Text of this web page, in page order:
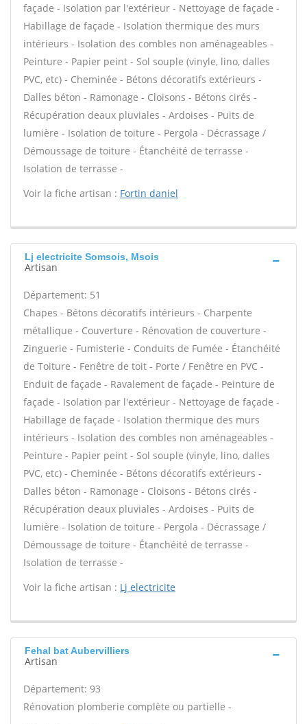
façade - Isolation par l'extérieur - Nettoyage de façade -
Habillage de façade - Isolation thermique des murs
intérieurs - Isolation des combles non aménageables -
Peinture - Papier peint - Sol souple (vinyle, lino, dalles
PVC, etc) - Cheminée - Bétons décoratifs extérieurs -
Dalles béton - Ramonage - Cloisons - Bétons cirés -
Récupération deaux pluviales - Ardoises - Puits de
lumière - Isolation de toiture - Pergola - Décrassage /
Démoussage de toiture - Étanchéité de terrasse -
Isolation de terrasse -
Voir la fiche artisan : Fortin daniel
Lj electricite Somsois, Msois
Artisan
Département: 51
Chapes - Bétons décoratifs intérieurs - Charpente
métallique - Couverture - Rénovation de couverture -
Zinguerie - Fumisterie - Conduits de Fumée - Étanchéité
de Toiture - Fenêtre de toit - Porte / Fenêtre en PVC -
Enduit de façade - Ravalement de façade - Peinture de
façade - Isolation par l'extérieur - Nettoyage de façade -
Habillage de façade - Isolation thermique des murs
intérieurs - Isolation des combles non aménageables -
Peinture - Papier peint - Sol souple (vinyle, lino, dalles
PVC, etc) - Cheminée - Bétons décoratifs extérieurs -
Dalles béton - Ramonage - Cloisons - Bétons cirés -
Récupération deaux pluviales - Ardoises - Puits de
lumière - Isolation de toiture - Pergola - Décrassage /
Démoussage de toiture - Étanchéité de terrasse -
Isolation de terrasse -
Voir la fiche artisan : Lj electricite
Fehal bat Aubervilliers
Artisan
Département: 93
Rénovation plomberie complète ou partielle -